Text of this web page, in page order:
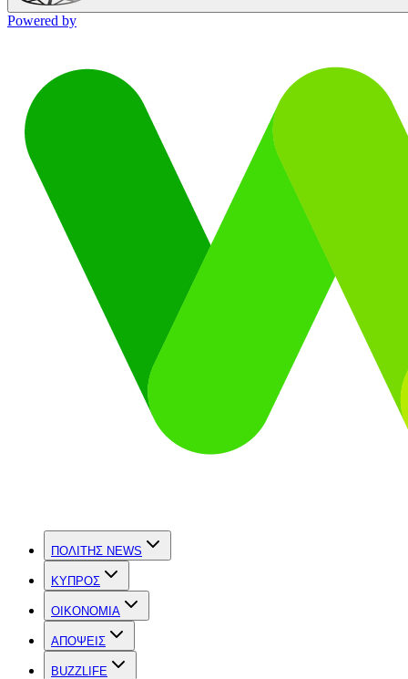
Powered by
ΠΟΛΙΤΗΣ NEWS
ΚΥΠΡΟΣ
OIKONOMIA
ΑΠΟΨΕΙΣ
BUZZLIFE